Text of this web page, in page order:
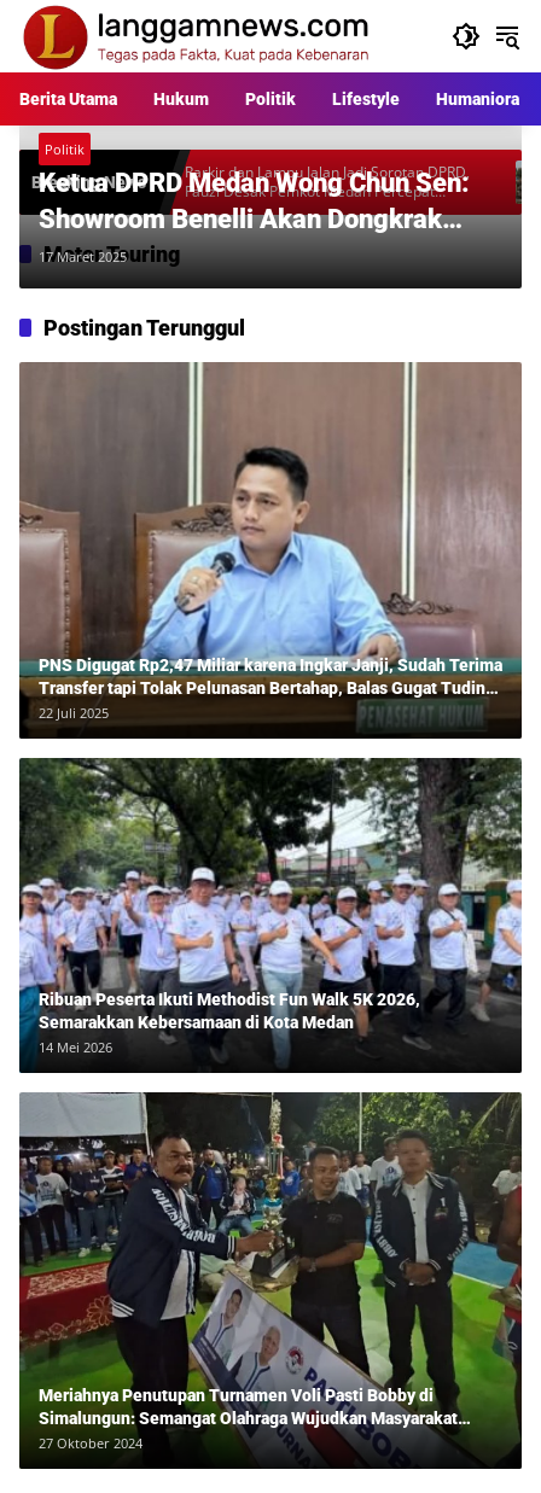
Langsung
konten
Berita Utama Hukum Politik Lifestyle Humaniora
Breaking NewsParkir dan Lampu Jalan Jadi Sorotan DPRD,
Fauzi Desak Pemkot Medan Percepat
Pembenahan
Motor Touring
Politik
Ketua DPRD Medan Wong Chun Sen:
Showroom Benelli Akan Dongkrak
Pasar Motor di Sumut!
17 Maret 2025
Postingan Terunggul
PNS Digugat Rp2,47 Miliar karena Ingkar Janji, Sudah Terima
Transfer tapi Tolak Pelunasan Bertahap, Balas Gugat Tuding
Lawan Tipu Rp850 Juta
22 Juli 2025
Ribuan Peserta Ikuti Methodist Fun Walk 5K 2026,
Semarakkan Kebersamaan di Kota Medan
14 Mei 2026
Meriahnya Penutupan Turnamen Voli Pasti Bobby di
Simalungun: Semangat Olahraga Wujudkan Masyarakat
Sehat Bersama Erwan Rozadi dan Ribuan Penonton!
27 Oktober 2024